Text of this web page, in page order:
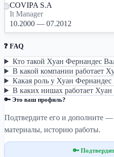
COVIPA S.A
It Manager
10.2000 — 07.2012
❓ FAQ
Кто такой Хуан Фернандес
В какой компании работает
Какая роль у Хуан Фернандес
В каких нишах работает Хуан
🔑 Это ваш профиль?
Подтвердите его и дополните —
материалы, историю работы.
🔑